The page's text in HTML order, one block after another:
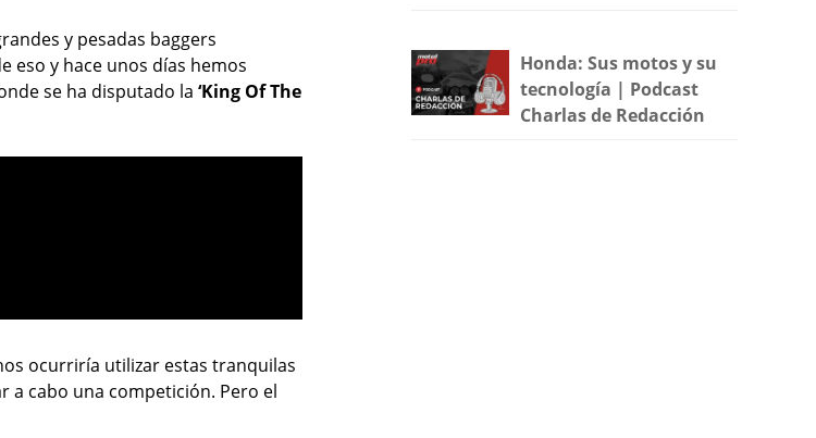
y pesadas baggers
eso y hace unos días hemos
se ha disputado la ‘King Of The
ocurriría utilizar estas tranquilas
a cabo una competición. Pero el
Honda: Sus motos y su
tecnología | Podcast
Charlas de Redacción